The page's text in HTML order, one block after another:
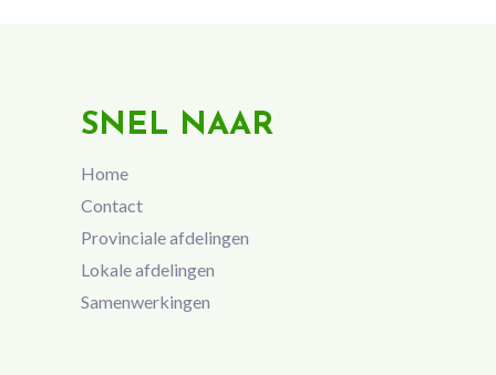
SNEL NAAR
Home
Contact
Provinciale afdelingen
Lokale afdelingen
Samenwerkingen